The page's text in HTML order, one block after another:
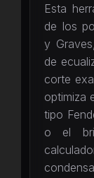
Esta
de los
y
de
corte
optimiza
tipo
o el